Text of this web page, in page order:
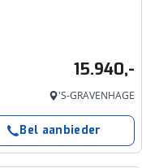
15.940,-
'S-GRAVENHAGE
Bel aanbieder